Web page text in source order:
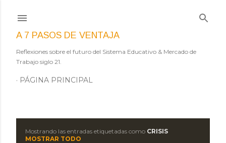
A 7 PASOS DE VENTAJA
Reflexiones sobre el futuro del Sistema Educativo & Mercado de
Trabajo siglo 21.
PÁGINA PRINCIPAL
Mostrando las entradas etiquetadas como CRISIS
MOSTRAR TODO